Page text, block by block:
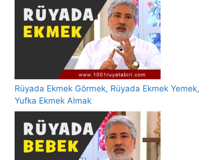
Rüyada Ekmek Görmek, Rüyada Ekmek Yemek,
Yufka Ekmek Almak